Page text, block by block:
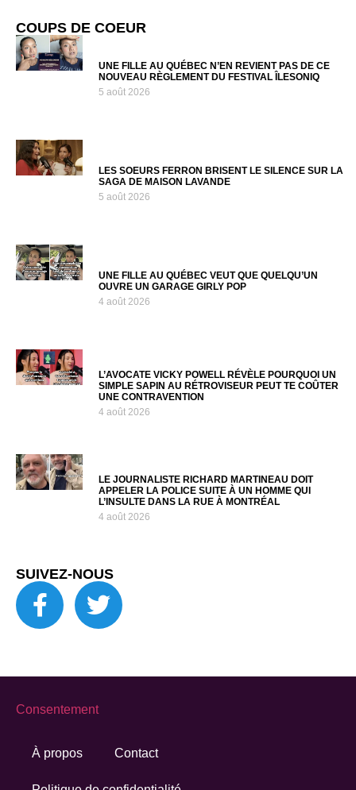
COUPS DE COEUR
UNE FILLE AU QUÉBEC N’EN REVIENT PAS DE CE
NOUVEAU RÈGLEMENT DU FESTIVAL ÎLESONIQ
5 août 2026
LES SOEURS FERRON BRISENT LE SILENCE SUR LA
SAGA DE MAISON LAVANDE
5 août 2026
UNE FILLE AU QUÉBEC VEUT QUE QUELQU’UN
OUVRE UN GARAGE GIRLY POP
4 août 2026
L’AVOCATE VICKY POWELL RÉVÈLE POURQUOI UN
SIMPLE SAPIN AU RÉTROVISEUR PEUT TE COÛTER
UNE CONTRAVENTION
4 août 2026
LE JOURNALISTE RICHARD MARTINEAU DOIT
APPELER LA POLICE SUITE À UN HOMME QUI
L’INSULTE DANS LA RUE À MONTRÉAL
4 août 2026
SUIVEZ-NOUS
À propos Contact
Consentement